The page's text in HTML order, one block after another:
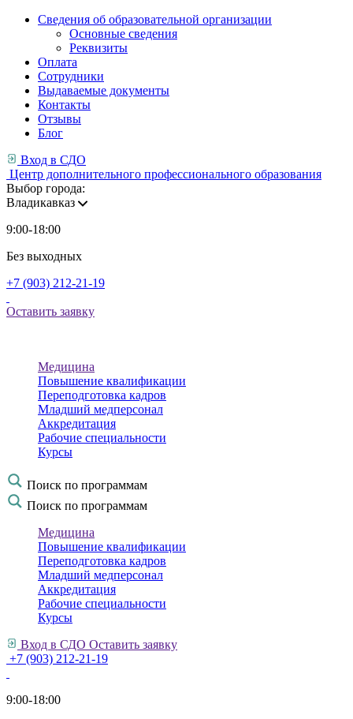
Сведения об образовательной организации
Основные сведения
Реквизиты
Оплата
Сотрудники
Выдаваемые документы
Контакты
Отзывы
Блог
Вход в СДО
Центр дополнительного профессионального образования
Выбор города:
Владикавказ
9:00-18:00
Без выходных
+7 (903) 212-21-19
Оставить заявку
Медицина
Повышение квалификации
Переподготовка кадров
Младший медперсонал
Аккредитация
Рабочие специальности
Курсы
Поиск по программам
Поиск по программам
Медицина
Повышение квалификации
Переподготовка кадров
Младший медперсонал
Аккредитация
Рабочие специальности
Курсы
Вход в СДО Оставить заявку
+7 (903) 212-21-19
9:00-18:00